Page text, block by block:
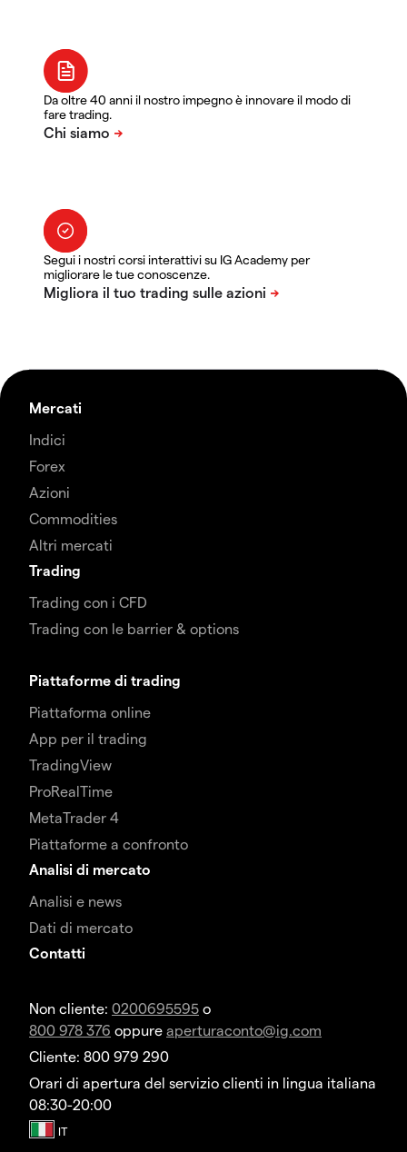
Da oltre 40 anni il nostro impegno è innovare il modo di
fare trading.
Segui i nostri corsi interattivi su IG Academy per
migliorare le tue conoscenze.
Mercati
Indici
Forex
Azioni
Commodities
Altri mercati
Trading
Trading con i CFD
Trading con le barrier & options
Piattaforme di trading
Piattaforma online
App per il trading
TradingView
ProRealTime
MetaTrader 4
Piattaforme a confronto
Analisi di mercato
Analisi e news
Dati di mercato
Contatti
Non cliente: 0200695595 o
800 978 376 oppure aperturaconto@ig.com
Cliente: 800 979 290
Orari di apertura del servizio clienti in lingua italiana
08:30-20:00